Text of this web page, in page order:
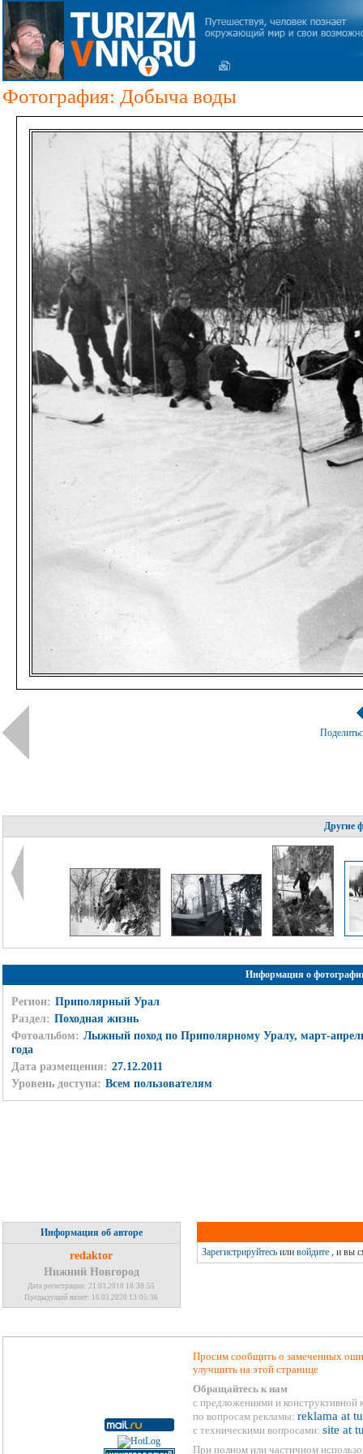
Фотография: Добыча воды
Другие
Информация о
Регион: Приполярный Урал
Раздел: Походная жизнь
Фотоальбом: Лыжный поход по Приполярному Уралу, март-
года
Дата размещения: 27.12.2011
Уровень доступа: Всем пользователям
Информация об авторе
redaktor
Нижний Новгород
Дата регистрации: 21.03.2010 18:38:55
Предыдущий визит: 16.03.2020 13:05:36
Зарегистрируйтесьили войдите, и вы
Просим сообщить о замеченных
улучшить на этой странице
Обращайтесь к нам
с предложениями и конструктивной
по вопросам рекламы: reklama at
с техническими вопросами: site at
При полном или частичном